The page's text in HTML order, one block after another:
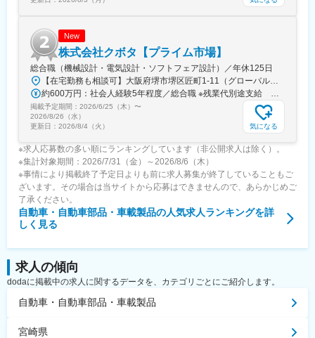
New
株式会社クボタ【プライム市場】
総合職（機械設計・電気設計・ソフトフェア設計）／年休125日
【在宅勤務も相談可】大阪府堺市堺区匠町1-11（グローバル技術研究所）および必要に応じて従業員の自宅（※）※テレワークは規程やガイドラインに則り行うことができます。＜アクセス＞南海本線・堺駅からバス20分南海高野線・堺東駅からバス25分JR阪和線・堺市駅からバス30分※敷地内禁煙（屋内・屋外喫煙可能場所あり）
約600万円：社会人経験5年程度／総合職 ※残業代別途支給 約750万円：社会人経験10年程度／総合職 ※残業代別途支給
掲載予定期間： 2026/6/25（木） 〜
2026/8/26（水）
更新日： 2026/8/4（火） 気になる
※求人応募数の多い順にランキングしています（非公開求人は除く）。
※集計対象期間：2026/7/31（金）～2026/8/6（木）
※事情により掲載終了予定日よりも前に求人募集が終了していることもご
ざいます。その場合は当サイトから応募はできませんので、あらかじめご
了承ください。
自動車・自動車部品・車載製品の人気求人ランキングを詳
しく見る
求人の傾向
dodaに掲載中の求人に関するデータを、カテゴリごとにご紹介します。
自動車・自動車部品・車載製品
宮崎県